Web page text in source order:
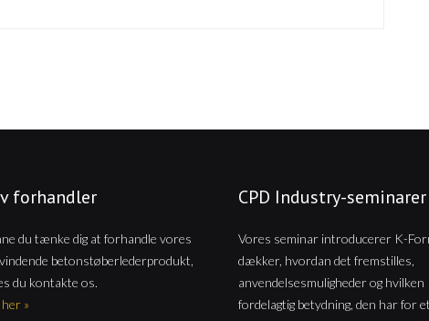
forhandler
du tænke dig at forhandle vores
betonstøberlederprodukt,
du kontakte os.
»
CPD Industry-seminarer
Vores seminar introducerer K-
dækker, hvordan det fremstilles,
anvendelsesmuligheder og hvilken
fordelagtig betydning, den har for et